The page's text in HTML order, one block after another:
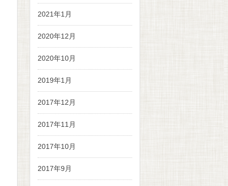
2021年1月
2020年12月
2020年10月
2019年1月
2017年12月
2017年11月
2017年10月
2017年9月